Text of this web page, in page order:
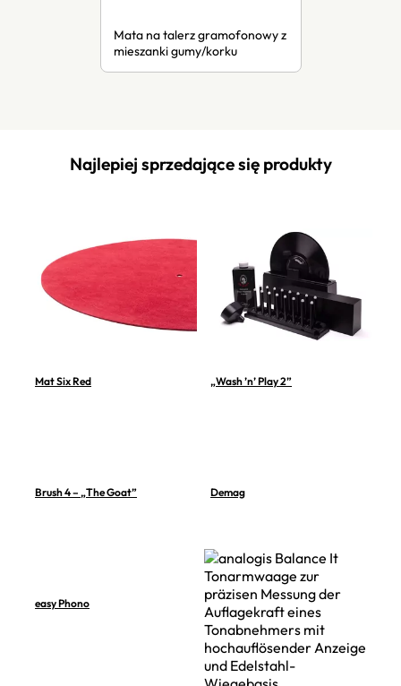
Mata na talerz gramofonowy z
mieszanki gumy/korku
Najlepiej sprzedające się produkty
Mat Six Red „Wash ’n’ Play 2”
Brush 4 – „The Goat” Demag
easy Phono